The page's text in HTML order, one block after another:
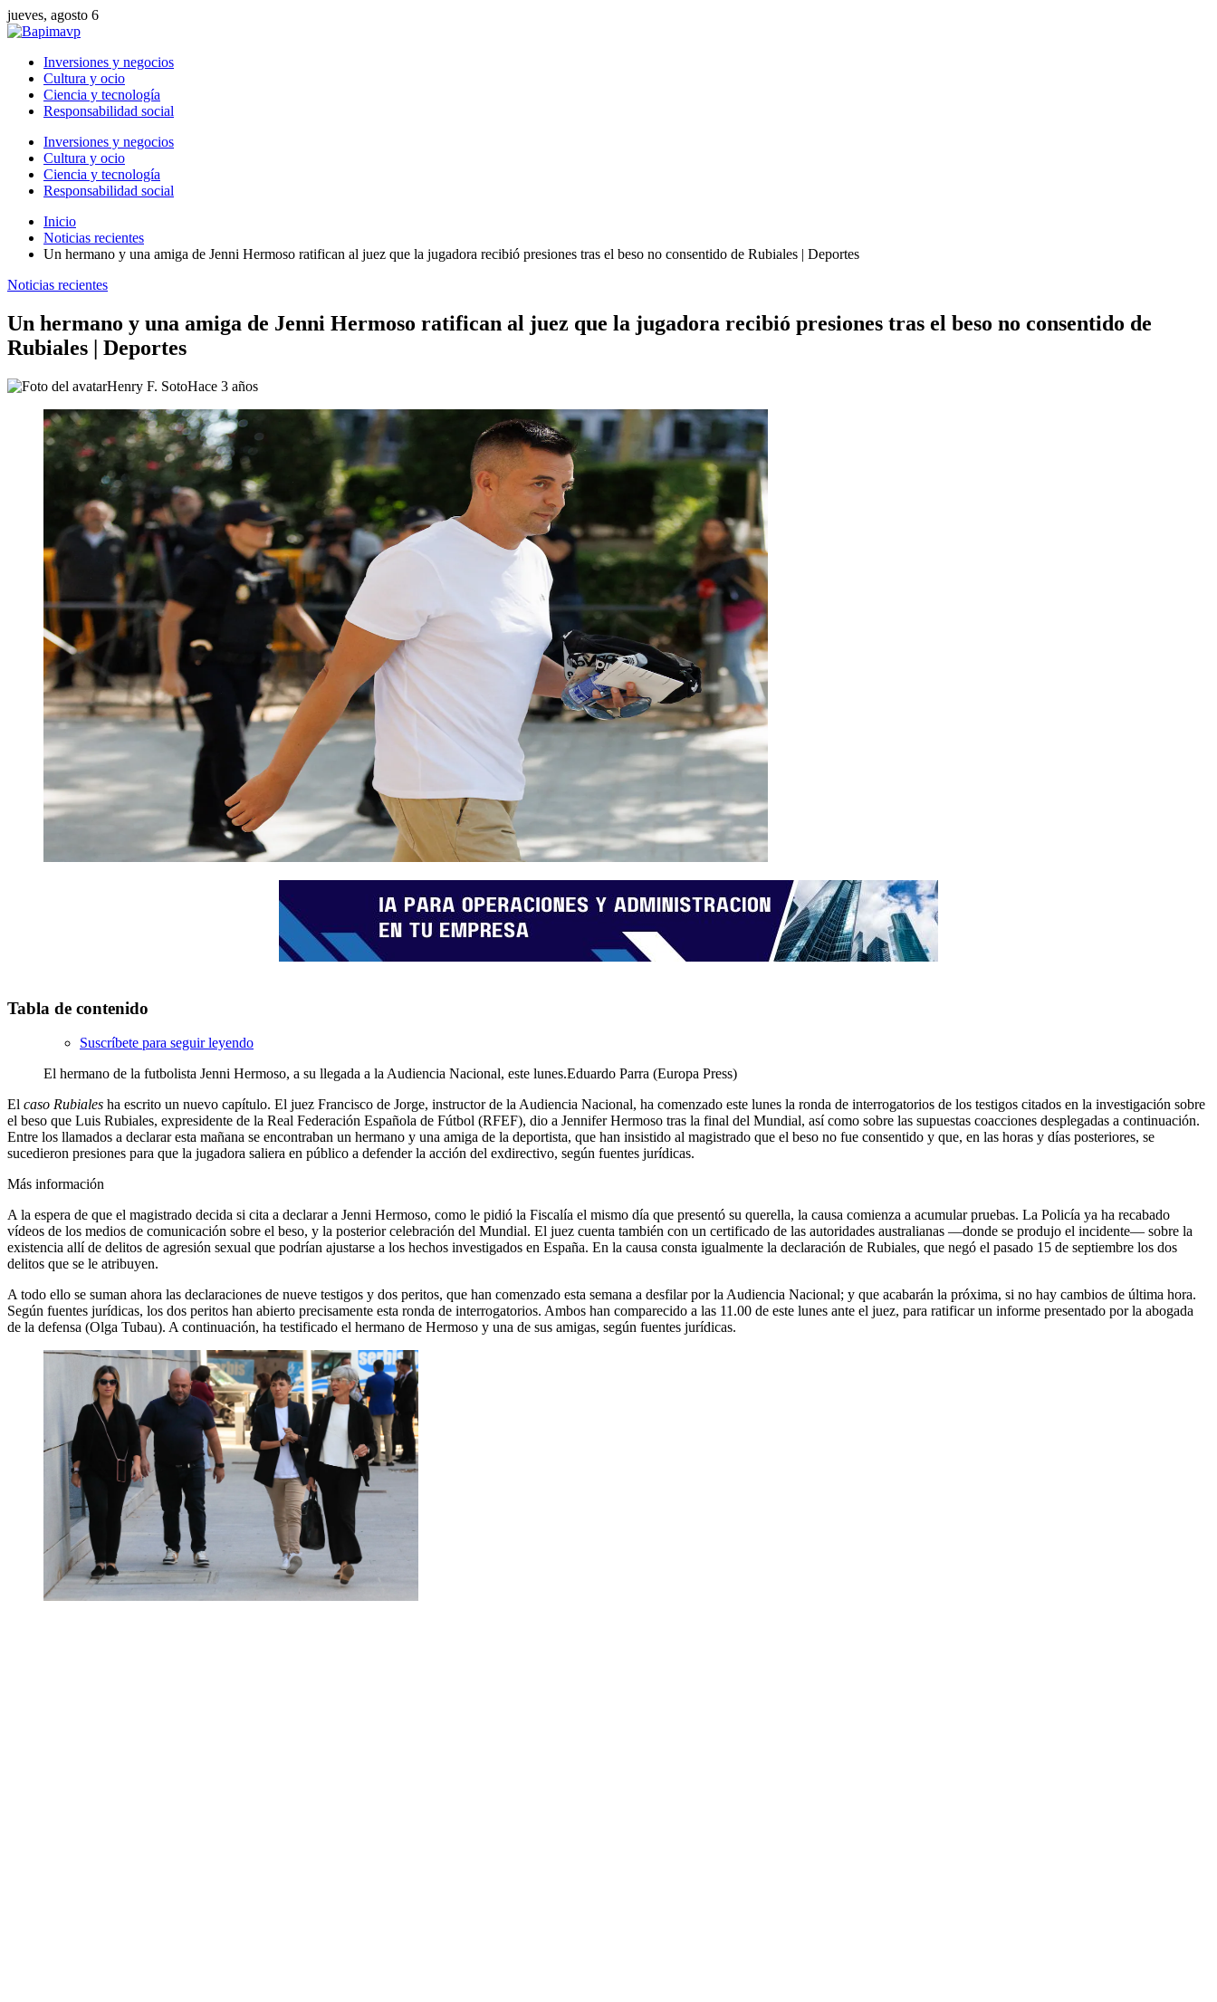
jueves, agosto 6
Inversiones y negocios
Cultura y ocio
Ciencia y tecnología
Responsabilidad social
Inversiones y negocios
Cultura y ocio
Ciencia y tecnología
Responsabilidad social
Inicio
Noticias recientes
Un hermano y una amiga de Jenni Hermoso ratifican al juez que la jugadora recibió presiones tras el beso no consentido de Rubiales | Deportes
Noticias recientes
Un hermano y una amiga de Jenni Hermoso ratifican al juez que la jugadora recibió presiones tras el beso no consentido de
Rubiales | Deportes
Henry F. SotoHace 3 años
Tabla de contenido
Suscríbete para seguir leyendo
El hermano de la futbolista Jenni Hermoso, a su llegada a la Audiencia Nacional, este lunes.Eduardo Parra (Europa Press)
El caso Rubiales ha escrito un nuevo capítulo. El juez Francisco de Jorge, instructor de la Audiencia Nacional, ha comenzado este lunes la ronda de interrogatorios de los testigos citados en la investigación sobre
el beso que Luis Rubiales, expresidente de la Real Federación Española de Fútbol (RFEF), dio a Jennifer Hermoso tras la final del Mundial, así como sobre las supuestas coacciones desplegadas a continuación.
Entre los llamados a declarar esta mañana se encontraban un hermano y una amiga de la deportista, que han insistido al magistrado que el beso no fue consentido y que, en las horas y días posteriores, se
sucedieron presiones para que la jugadora saliera en público a defender la acción del exdirectivo, según fuentes jurídicas.
Más información
A la espera de que el magistrado decida si cita a declarar a Jenni Hermoso, como le pidió la Fiscalía el mismo día que presentó su querella, la causa comienza a acumular pruebas. La Policía ya ha recabado
vídeos de los medios de comunicación sobre el beso, y la posterior celebración del Mundial. El juez cuenta también con un certificado de las autoridades australianas —donde se produjo el incidente— sobre la
existencia allí de delitos de agresión sexual que podrían ajustarse a los hechos investigados en España. En la causa consta igualmente la declaración de Rubiales, que negó el pasado 15 de septiembre los dos
delitos que se le atribuyen.
A todo ello se suman ahora las declaraciones de nueve testigos y dos peritos, que han comenzado esta semana a desfilar por la Audiencia Nacional; y que acabarán la próxima, si no hay cambios de última hora.
Según fuentes jurídicas, los dos peritos han abierto precisamente esta ronda de interrogatorios. Ambos han comparecido a las 11.00 de este lunes ante el juez, para ratificar un informe presentado por la abogada
de la defensa (Olga Tubau). A continuación, ha testificado el hermano de Hermoso y una de sus amigas, según fuentes jurídicas.